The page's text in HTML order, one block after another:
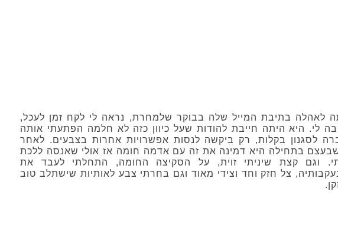
לאהלה בתיבת המייל שלה בבוקר שלמחרת, נראה לי לקח זמן לעכל,
לי. היא היתה חייבת להודות שעל כיוון כזה לא חלמה הפתעתי אותה
לסגנון בקלות, רק ביקשה לנסות אפשרויות אחרות בצבעים. לאחר
בתחילה היא דמינה את זה עם אדמה חומה אז אולי שאנסה ללכת
וגם קצת שיניתי זוית, על הסקיצה החומה, התחלתי לעבד את
צל חזק וחד וצידי מאוד וגם בחרתי צבע לאותיות שישתלב טוב